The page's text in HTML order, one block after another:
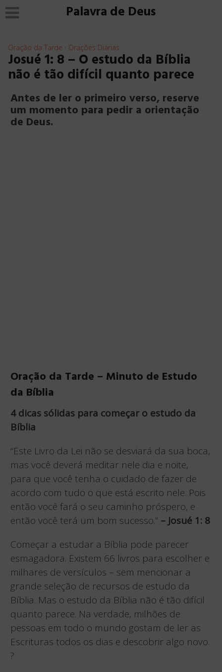
Palavra de Deus
Oração da Tarde • Orações Diárias
Josué 1: 8 – O estudo da Bíblia
não é tão difícil quanto parece
Antes de ler o primeiro verso, reserve
um momento para pedir a orientação
de Deus.
Oração da Tarde – Minuto de Estudo
da Bíblia
4 dicas sólidas para começar o estudo da
Bíblia
“Este Livro da Lei não se desviará da sua boca,
mas você deverá meditar nele dia e noite,
para que você tenha o cuidado de fazer de
acordo com tudo o que está escrito nele. Pois
então você fará o seu caminho próspero, e
então você terá um bom sucesso.” – Josué 1: 8
Começar a estudar a Bíblia pode parecer
esmagadora. Existem 66 livros para escolher e
milhares de versículos – sem mencionar a
grande seleção de recursos de estudo da
Bíblia. Mas o estudo da Bíblia não é tão difícil
quanto parece. Na verdade, milhões de
pessoas em todo o mundo gostam de ler as
Escrituras todos os dias e descobrir algo novo.
?